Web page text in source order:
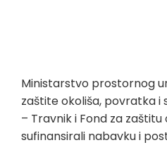
Ministarstvo prostornog
zaštite okoliša, povratka i
– Travnik i Fond za zaštitu
sufinansirali nabavku i